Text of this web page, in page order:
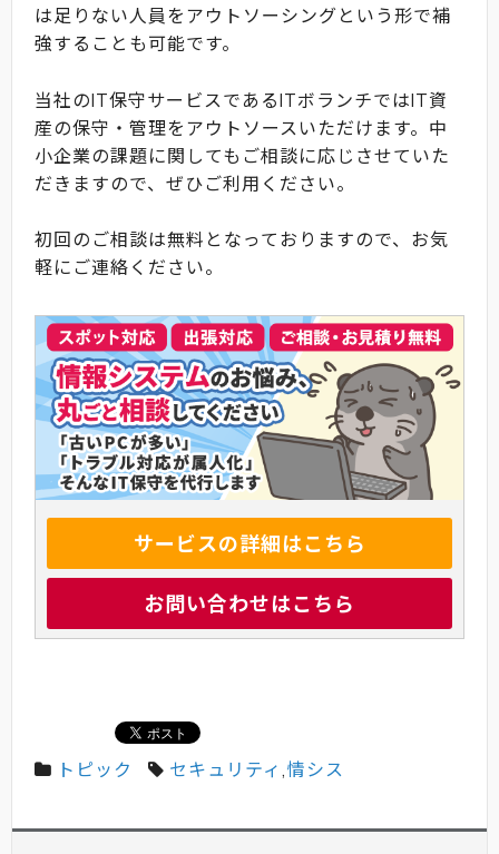
は足りない人員をアウトソーシングという形で補
強することも可能です。
当社のIT保守サービスであるITボランチではIT資
産の保守・管理をアウトソースいただけます。中
小企業の課題に関してもご相談に応じさせていた
だきますので、ぜひご利用ください。
初回のご相談は無料となっておりますので、お気
軽にご連絡ください。
サービスの詳細はこちら
お問い合わせはこちら
トピック セキュリティ,情シス